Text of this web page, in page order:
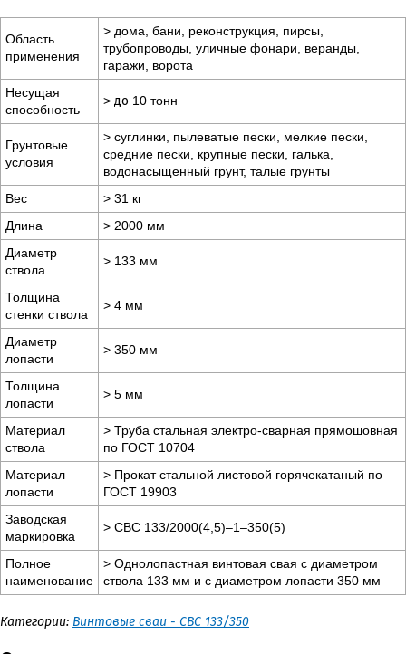
Область
применения
> дома, бани, реконструкция, пирсы,
трубопроводы, уличные фонари, веранды,
гаражи, ворота
Несущая
способность
> до 10 тонн
Грунтовые
условия
> суглинки, пылеватые пески, мелкие пески,
средние пески, крупные пески, галька,
водонасыщенный грунт, талые грунты
Вес
> 31 кг
Длина
> 2000 мм
Диаметр
ствола
> 133 мм
Толщина
стенки ствола
> 4 мм
Диаметр
лопасти
> 350 мм
Толщина
лопасти
> 5 мм
Материал
ствола
> Труба стальная электро-сварная прямошовная
по ГОСТ 10704
Материал
лопасти
> Прокат стальной листовой горячекатаный по
ГОСТ 19903
Заводская
маркировка
> СВС 133/2000(4,5)–1–350(5)
Полное
наименование
> Однолопастная винтовая свая с диаметром
ствола 133 мм и с диаметром лопасти 350 мм
Категории: Винтовые сваи - СВС 133/350